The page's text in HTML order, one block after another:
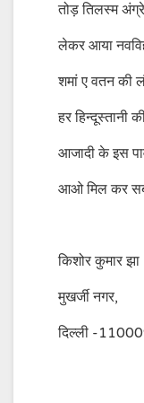
तोड़ तिलस्म
लेकर आया
शमां ए वतन की
हर हिन्दूस्तानी
आजादी के इस
आओ मिल कर सब
किशोर कुमार
मुखर्जी नगर,
दिल्ली -